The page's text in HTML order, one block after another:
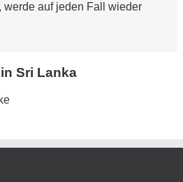
werde auf jeden Fall wieder
Sri Lanka